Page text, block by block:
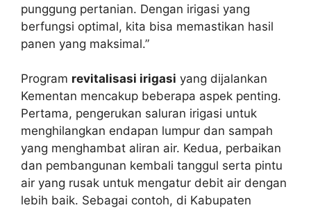
punggung pertanian. Dengan irigasi yang
berfungsi optimal, kita bisa memastikan hasil
panen yang maksimal.”
Program revitalisasi irigasi yang dijalankan
Kementan mencakup beberapa aspek penting.
Pertama, pengerukan saluran irigasi untuk
menghilangkan endapan lumpur dan sampah
yang menghambat aliran air. Kedua, perbaikan
dan pembangunan kembali tanggul serta pintu
air yang rusak untuk mengatur debit air dengan
lebih baik. Sebagai contoh, di Kabupaten